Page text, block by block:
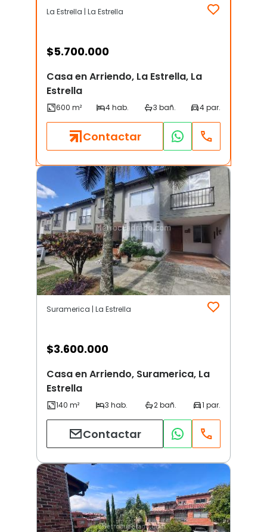
La Estrella | La Estrella
$5.700.000
Casa en Arriendo, La Estrella, La
Estrella
Contactar
Suramerica | La Estrella
$3.600.000
Casa en Arriendo, Suramerica, La
Estrella
Contactar